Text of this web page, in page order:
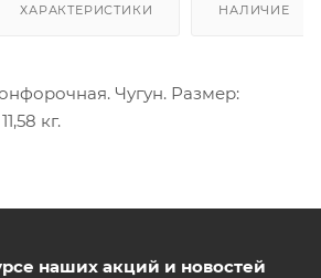
ХАРАКТЕРИСТИКИ НАЛИЧИЕ
Чугун. Размер:
кг.
наших акций и новостей